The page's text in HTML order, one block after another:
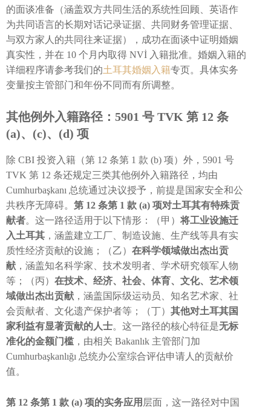
的面谈准备（涵盖双方共同生活的系统性回顾、英语作
为共同语言的长期对话记录证据、共同财务管理证据、
与双方家人的共同往来证据），成功在面谈中证明婚姻
真实性，并在 10 个月内取得 NVİ 入籍批准。婚姻入籍的
详细程序请参考我们的土耳其婚姻入籍专页。具体实务
变量按主管部门和年份不同而有所调整。
其他例外入籍路径：5901 号 TVK 第 12 条
(a)、(c)、(d) 项
除 CBI 投资入籍（第 12 条第 1 款 (b) 项）外，5901 号
TVK 第 12 条还规定三类其他例外入籍路径，均由
Cumhurbaşkanı 总统通过决议授予，前提是国家安全和公
共秩序无障碍。 第 12 条第 1 款 (a) 项对土耳其有特殊贡
献者。这一路径适用于以下情形：（甲） 将工业设施迁
入土耳其 ，涵盖建立工厂、制造设施、生产线等具有实
质性经济贡献的设施；（乙） 在科学领域做出杰出贡
献 ，涵盖知名科学家、技术发明者、学术研究领军人物
等；（丙） 在技术、经济、社会、体育、文化、艺术领
域做出杰出贡献 ，涵盖国际级运动员、知名艺术家、社
会贡献者、文化遗产保护者等；（丁） 其他对土耳其国
家利益有显著贡献的人士。这一路径的核心特征是无标
准化的金额门槛 ，由相关 Bakanlık 主管部门加
Cumhurbaşkanlığı 总统办公室综合评估申请人的贡献价
值。
第 12 条第 1 款 (a) 项的实务应用 层面，这一路径对中国